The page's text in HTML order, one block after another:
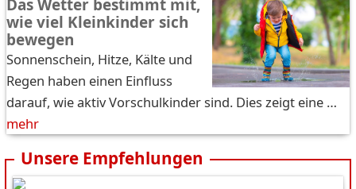
Das Wetter bestimmt mit,
wie viel Kleinkinder sich
bewegen
Sonnenschein, Hitze, Kälte und
Regen haben einen Einfluss
darauf, wie aktiv Vorschulkinder sind. Dies zeigt eine …
mehr
Unsere Empfehlungen